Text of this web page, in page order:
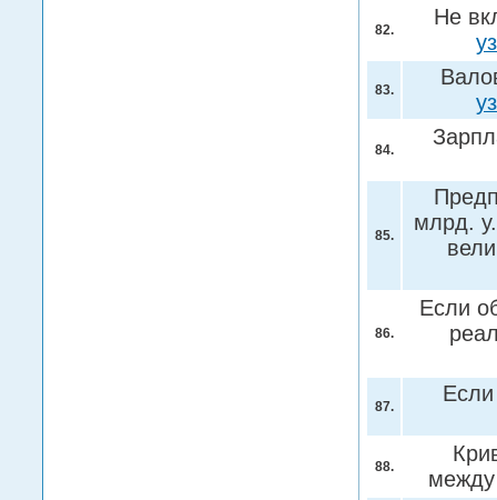
82.
Не
83.
84.
85.
млрд.
86.
Если
87.
88.